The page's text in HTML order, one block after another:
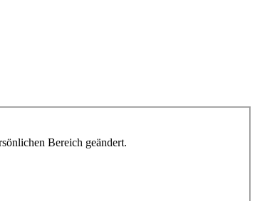
Bereich geändert.